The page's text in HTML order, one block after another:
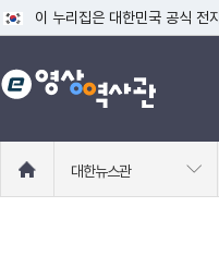
이 누리집은 대한민국 공식 전
공식 누리집 주소 확인하기
go.kr 주소를 사용하는 누리집
로
대한뉴스관